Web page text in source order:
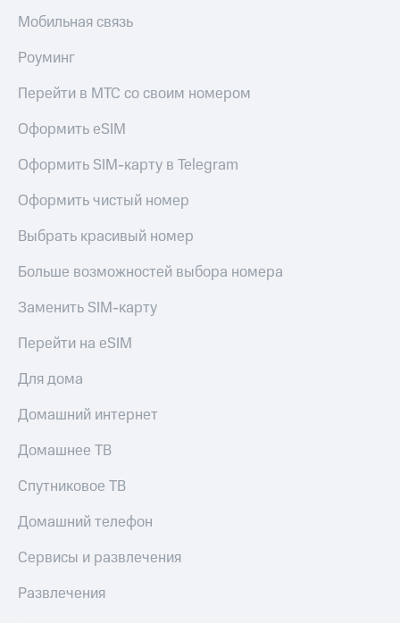
Мобильная связь
Роуминг
Перейти в МТС со своим номером
Оформить eSIM
Оформить SIM-карту в Telegram
Оформить чистый номер
Выбрать красивый номер
Больше возможностей выбора номера
Заменить SIM-карту
Перейти на eSIM
Для дома
Домашний интернет
Домашнее ТВ
Спутниковое ТВ
Домашний телефон
Сервисы и развлечения
Развлечения